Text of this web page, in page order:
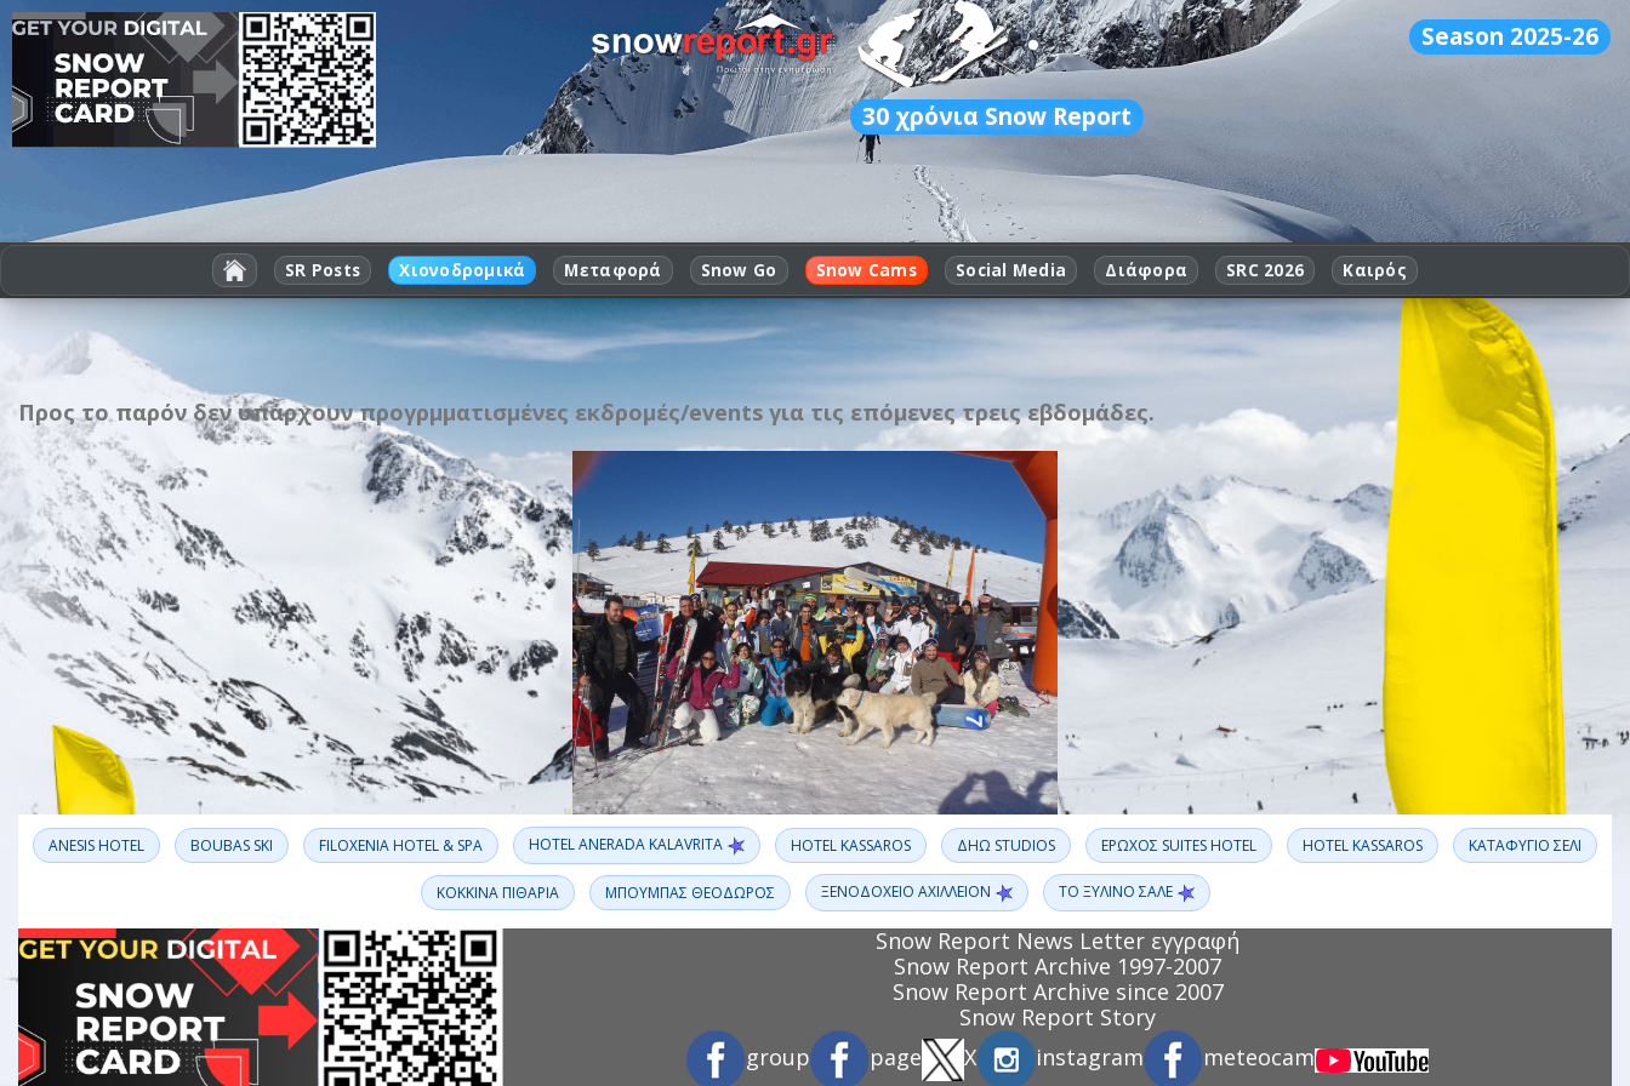
Season 2025-26
30 χρόνια Snow Report
SR Posts Χιονοδρομικά Μεταφορά Snow Go Snow Cams Social Media Διάφορα SRC 2026 Καιρός
Προς το παρόν δεν υπάρχουν προγρμματισμένες εκδρομές/events για τις επόμενες τρεις εβδομάδες.
ANESIS HOTEL BOUBAS SKI FILOXENIA HOTEL & SPA HOTEL ANERADA KALAVRITA HOTEL KASSAROS ΔΗΩ STUDIOS ΕΡΩΧΟΣ SUITES HOTEL ΗOTEL KASSAROS ΚΑΤΑΦΥΓΙΟ ΣΕΛΙ
ΚΟΚΚΙΝΑ ΠΙΘΑΡΙΑ ΜΠΟΥΜΠΑΣ ΘΕΟΔΩΡΟΣ ΞΕΝΟΔΟΧΕΙΟ ΑΧΙΛΛΕΙΟΝ ΤΟ ΞΥΛΙΝΟ ΣΑΛΕ
Snow Report News Letter εγγραφή
Snow Report Archive 1997-2007
Snow Report Archive since 2007
Snow Report Story
group
page X instagram meteocam